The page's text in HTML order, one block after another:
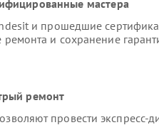
мастера
и прошедшие
и сохранение
ремонт
провести экспресс-